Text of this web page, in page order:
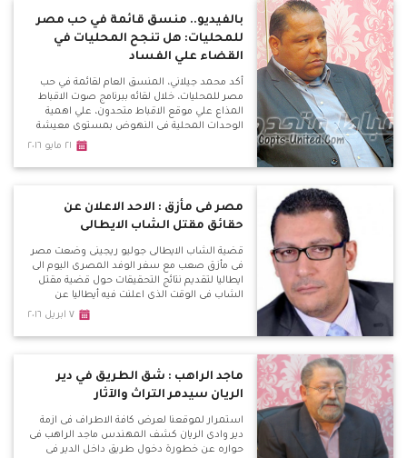
بالفيديو.. منسق قائمة في حب مصر
للمحليات: هل تنجح المحليات في
القضاء علي الفساد
أكد محمد جيلاني، المنسق العام لقائمة في حب
مصر للمحليات، خلال لقائه ببرنامج صوت الاقباط
المذاع علي موقع الاقباط متحدون، علي اهمية
الوحدات المحلية في النهوض بمستوي معيشة
٢١ مايو ٢٠١٦
مصر فى مأزق : الاحد الاعلان عن
حقائق مقتل الشاب الايطالى
قضية الشاب الايطالى جوليو ريجينى وضعت مصر
فى مأزق صعب مع سفر الوفد المصرى اليوم الى
ايطاليا لتقديم نتائج التحقيقات حول قضية مقتل
الشاب فى الوقت الذى اعلنت فيه أيطاليا عن
امتلاكها فيديوهات لتعذيب الشرطة المصرية
الاحد القادم للاعلان عن نتائج التحقيقات فى مؤتمر
للاخوان ضد مصر للمطالبة بالافراج عن الاخوان
المحبوسين.
٧ ابريل ٢٠١٦
ماجد الراهب : شق الطريق في دير
الريان سيدمر التراث والآثار
استمرار لموقعنا لعرض كافة الاطراف فى ازمة
دير وادى الريان كشف المهندس ماجد الراهب فى
حواره عن خطورة دخول طريق داخل الدير فى